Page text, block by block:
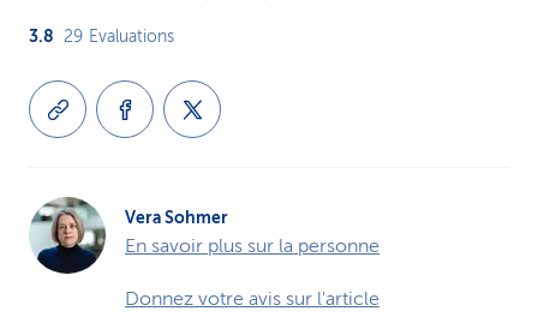
3.8 29 Evaluations
Vera Sohmer
En savoir plus sur la personne
Donnez votre avis sur l'article